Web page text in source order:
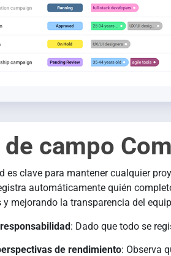
campo
es clave para mantener cualquier
automáticamente quién
mejorando la transparencia del
: Dado que todo se
de rendimiento: Observa